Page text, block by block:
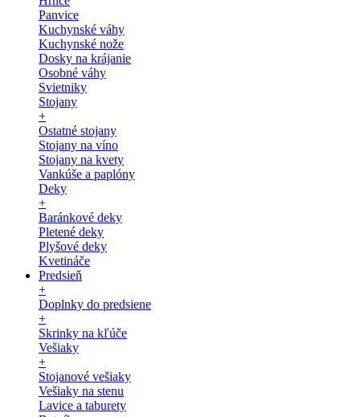
Panvice
Kuchynské váhy
Kuchynské nože
Dosky na krájanie
Osobné váhy
Svietniky
Stojany
+
Ostatné stojany
Stojany na víno
Stojany na kvety
Vankúše a paplóny
Deky
+
Baránkové deky
Pletené deky
Plyšové deky
Kvetináče
Predsieň
+
Doplnky do predsiene
+
Skrinky na kľúče
Vešiaky
+
Stojanové vešiaky
Vešiaky na stenu
Lavice a taburety